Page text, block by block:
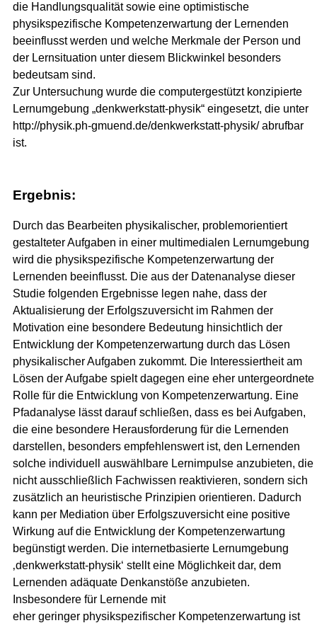
die Handlungsqualität sowie eine optimistische
physikspezifische Kompetenzerwartung der Lernenden
beeinflusst werden und welche Merkmale der Person und
der Lernsituation unter diesem Blickwinkel besonders
bedeutsam sind.
Zur Untersuchung wurde die computergestützt konzipierte
Lernumgebung „denkwerkstatt-physik“ eingesetzt, die unter
http://physik.ph-gmuend.de/denkwerkstatt-physik/ abrufbar
ist.
Ergebnis:
Durch das Bearbeiten physikalischer, problemorientiert
gestalteter Aufgaben in einer multimedialen Lernumgebung
wird die physikspezifische Kompetenzerwartung der
Lernenden beeinflusst. Die aus der Datenanalyse dieser
Studie folgenden Ergebnisse legen nahe, dass der
Aktualisierung der Erfolgszuversicht im Rahmen der
Motivation eine besondere Bedeutung hinsichtlich der
Entwicklung der Kompetenzerwartung durch das Lösen
physikalischer Aufgaben zukommt. Die Interessiertheit am
Lösen der Aufgabe spielt dagegen eine eher untergeordnete
Rolle für die Entwicklung von Kompetenzerwartung. Eine
Pfadanalyse lässt darauf schließen, dass es bei Aufgaben,
die eine besondere Herausforderung für die Lernenden
darstellen, besonders empfehlenswert ist, den Lernenden
solche individuell auswählbare Lernimpulse anzubieten, die
nicht ausschließlich Fachwissen reaktivieren, sondern sich
zusätzlich an heuristische Prinzipien orientieren. Dadurch
kann per Mediation über Erfolgszuversicht eine positive
Wirkung auf die Entwicklung der Kompetenzerwartung
begünstigt werden. Die internetbasierte Lernumgebung
‚denkwerkstatt-physik‘ stellt eine Möglichkeit dar, dem
Lernenden adäquate Denkanstöße anzubieten.
Insbesondere für Lernende mit
eher geringer physikspezifischer Kompetenzerwartung ist